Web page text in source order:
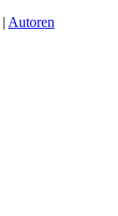
| Autoren